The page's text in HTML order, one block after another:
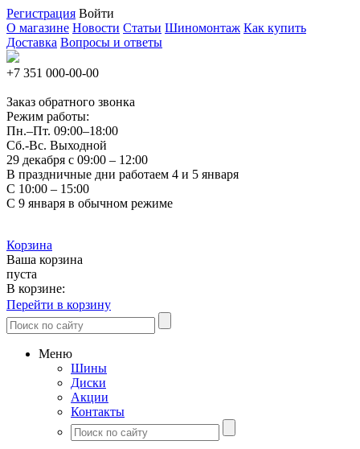
Регистрация Войти
О магазине Новости Статьи Шиномонтаж Как купить
Доставка Вопросы и ответы
+7 351 000-00-00
Заказ обратного звонка
Режим работы:
Пн.–Пт. 09:00–18:00
Сб.-Вс. Выходной
29 декабря с 09:00 – 12:00
В праздничные дни работаем 4 и 5 января
С 10:00 – 15:00
С 9 января в обычном режиме
Корзина
Ваша корзина
пуста
В корзине:
Перейти в корзину
Меню
Шины
Диски
Акции
Контакты